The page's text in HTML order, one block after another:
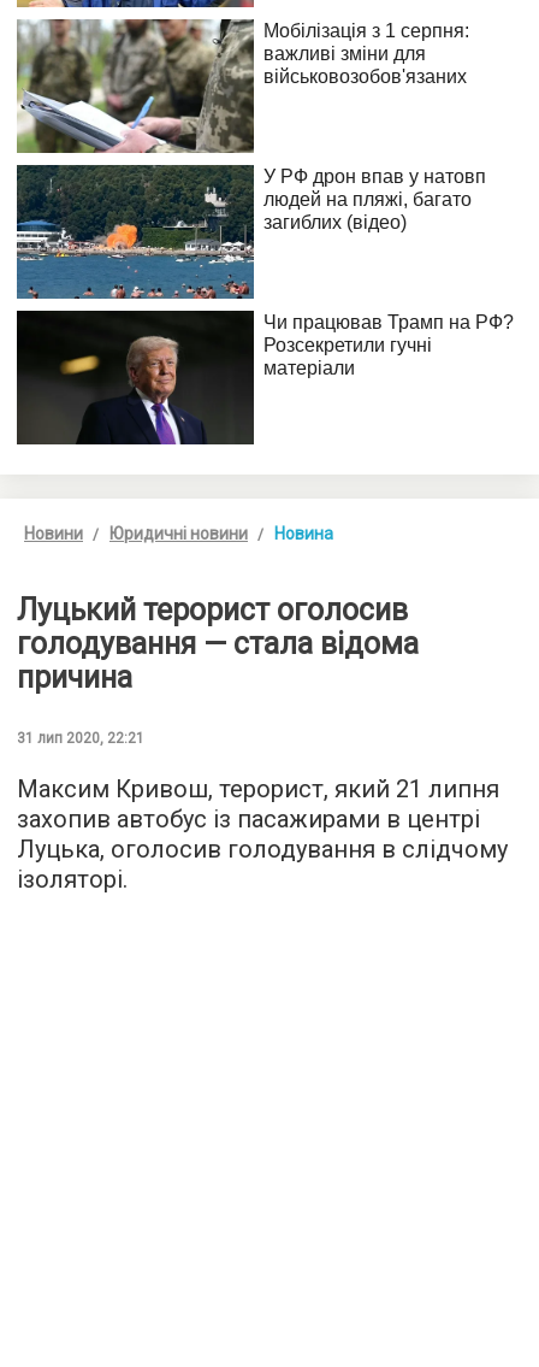
Новини Юридичні новини Новина
Луцький терорист оголосив
голодування — стала відома
причина
31 лип 2020, 22:21
Максим Кривош, терорист, який 21 липня
захопив автобус із пасажирами в центрі
Луцька, оголосив голодування в слідчому
ізоляторі.